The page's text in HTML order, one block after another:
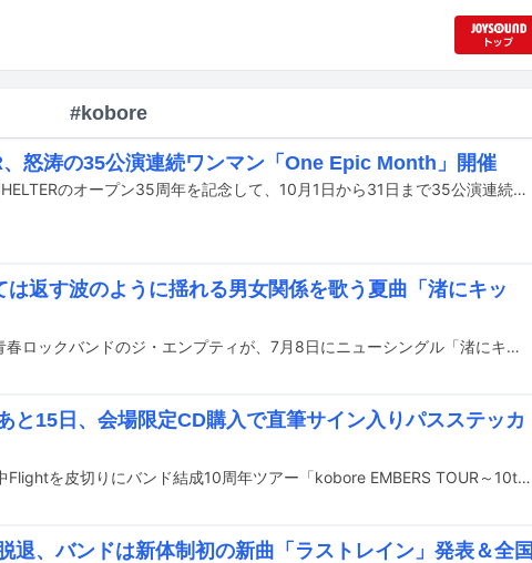
#kobore
怒涛の35公演連続ワンマン「One Epic Month」開催
東京のライブハウス・下北沢SHELTERのオープン35周年を記念して、10月1日から31日まで35公演連続ワンマンライブ「One Epic Month」が開催される。
は返す波のように揺れる男女関係を歌う夏曲「渚にキッ
福岡県久留米市を拠点とする青春ロックバンドのジ・エンプティが、7月8日にニューシングル「渚にキッス」を配信リリースすることが決定した。
と15日、会場限定CD購入で直筆サイン入りパスステッカ
koboreが6月20日の東京・府中Flightを皮切りにバンド結成10周年ツアー「kobore EMBERS TOUR～10th Anniversary～」を開催。ツアー初日より会場限定CD「EMBERS」をリリースする。
退、バンドは新体制初の新曲「ラストレイン」発表＆全国